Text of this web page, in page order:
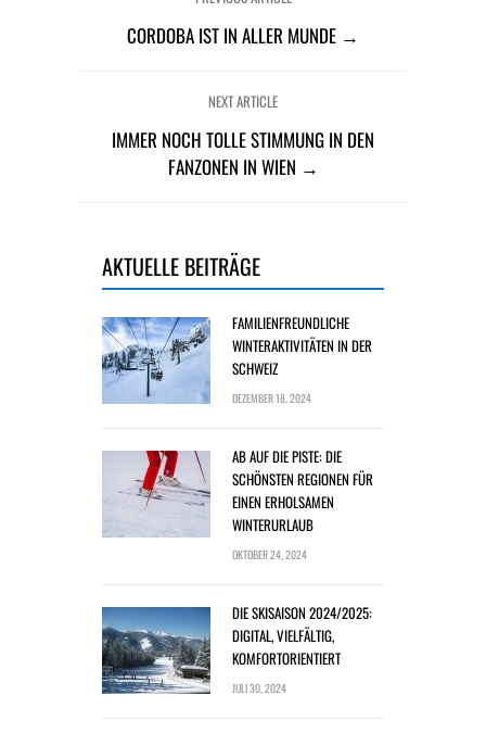
CORDOBA IST IN ALLER MUNDE →
NEXT ARTICLE
IMMER NOCH TOLLE STIMMUNG IN DEN
FANZONEN IN WIEN →
AKTUELLE BEITRÄGE
FAMILIENFREUNDLICHE
WINTERAKTIVITÄTEN IN DER
SCHWEIZ
DEZEMBER 18, 2024
AB AUF DIE PISTE: DIE
SCHÖNSTEN REGIONEN FÜR
EINEN ERHOLSAMEN
WINTERURLAUB
OKTOBER 24, 2024
DIE SKISAISON 2024/2025:
DIGITAL, VIELFÄLTIG,
KOMFORTORIENTIERT
JULI 30, 2024